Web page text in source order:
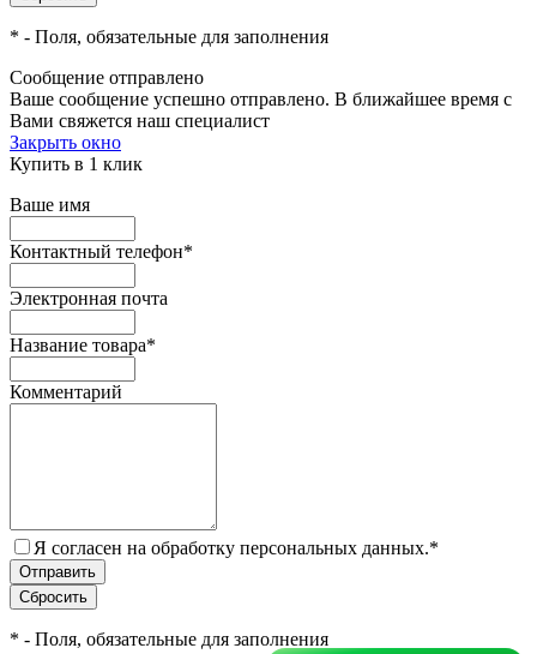
* - Поля, обязательные для заполнения
Сообщение отправлено
Ваше сообщение успешно отправлено. В ближайшее время с
Вами свяжется наш специалист
Закрыть окно
Купить в 1 клик
Ваше имя
Контактный телефон*
Электронная почта
Название товара*
Комментарий
Я согласен на обработку персональных данных.*
* - Поля, обязательные для заполнения